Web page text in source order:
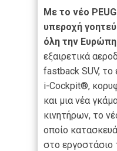
Με το νέο
υπεροχή
όλη την
εξαιρετικά
fastback SUV,
i-Cockpit®,
και μια νέα
κινητήρων, το
οποίο
στο εργοστάσιο